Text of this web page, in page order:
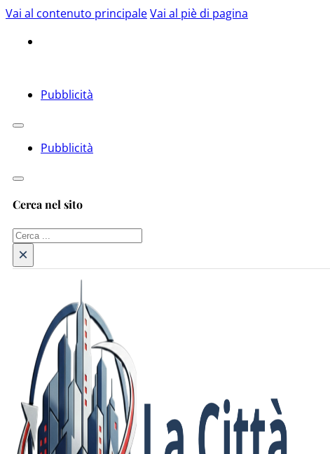
Vai al contenuto principaleVai al piè di pagina
Pubblicità
Pubblicità
Cerca nel sito
Cerca
×